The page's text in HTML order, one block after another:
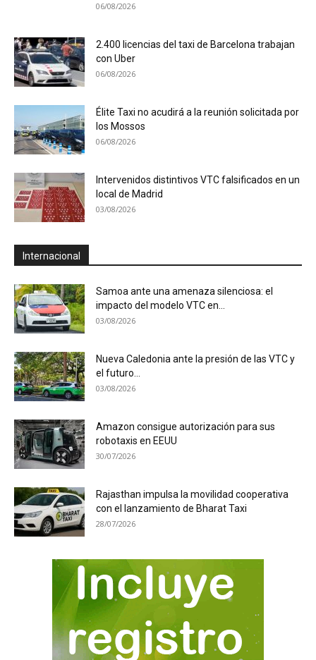
06/08/2026
2.400 licencias del taxi de Barcelona trabajan
con Uber
06/08/2026
Élite Taxi no acudirá a la reunión solicitada por
los Mossos
06/08/2026
Intervenidos distintivos VTC falsificados en un
local de Madrid
03/08/2026
Internacional
Samoa ante una amenaza silenciosa: el
impacto del modelo VTC en...
03/08/2026
Nueva Caledonia ante la presión de las VTC y
el futuro...
03/08/2026
Amazon consigue autorización para sus
robotaxis en EEUU
30/07/2026
Rajasthan impulsa la movilidad cooperativa
con el lanzamiento de Bharat Taxi
28/07/2026